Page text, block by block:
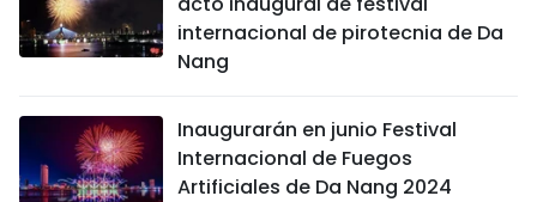
internacional de pirotecnia de Da
Nang
Inaugurarán en junio Festival
Internacional de Fuegos
Artificiales de Da Nang 2024